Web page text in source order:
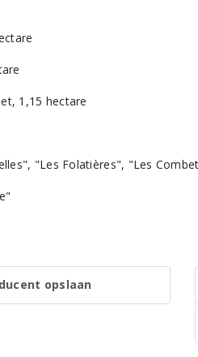
1,15 hectare
"Les Folatières", "Les
opslaan